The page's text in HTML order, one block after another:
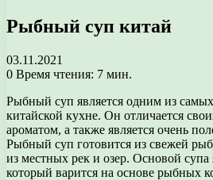
Рыбный суп китай
03.11.2021
0 Время чтения: 7 мин.
Рыбный суп является одним из
китайской кухне. Он отличается
ароматом, а также является очень
Рыбный суп готовится из свежей
из местных рек и озер. Основой супа
который варится на основе рыбных